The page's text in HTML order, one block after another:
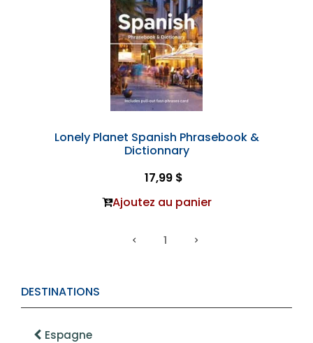
DESTINATIONS
Espagne
Lonely Planet Spanish Phrasebook &
Dictionnary
17,99 $
Ajoutez au panier
1